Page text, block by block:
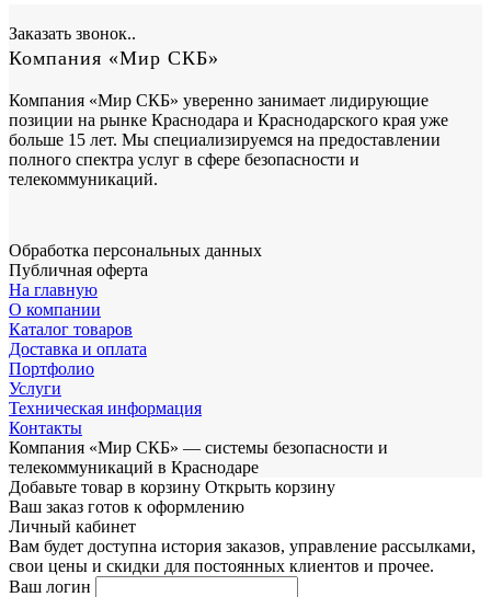
Заказать звонок..
Компания «Мир СКБ»
Компания «Мир СКБ» уверенно занимает лидирующие
позиции на рынке Краснодара и Краснодарского края уже
больше 15 лет. Мы специализируемся на предоставлении
полного спектра услуг в сфере безопасности и
телекоммуникаций.
Обработка персональных данных
Публичная оферта
На главную
О компании
Каталог товаров
Доставка и оплата
Портфолио
Услуги
Техническая информация
Контакты
Компания «Мир СКБ» — системы безопасности и
телекоммуникаций в Краснодаре
Добавьте товар в корзину Открыть корзину
Ваш заказ готов к оформлению
Личный кабинет
Вам будет доступна история заказов, управление рассылками,
свои цены и скидки для постоянных клиентов и прочее.
Ваш логин